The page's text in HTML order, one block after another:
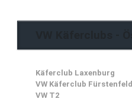
Käferclub Laxenburg
VW Käferclub Fürstenfeld
VW T2